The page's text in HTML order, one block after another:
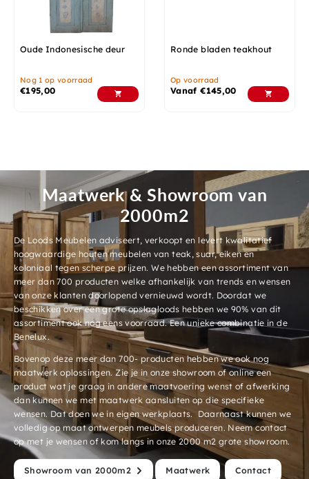
Oude Indonesische deur
Nog 1 op voorraad
€195,00
Ronde bladen teakhout
Op voorraad
Vanaf€145,00
Maatwerk & Showroom van
2000m2
De Loods Meubelen adviseert, verkoopt en levert kwalitatief
hoogwaardige houten meubelen van teak, suar, eiken en
koloniaal tegen scherpe prijzen. We hebben een assortiment van
meer dan 700 producten welke afhankelijk van trends en wensen
van onze klanten doorlopend vernieuwd wordt. Doordat we
beschikken over een grote opslagloods hebben we 90% van dit
assortiment ook nog eens voorraad. Een unieke combinatie in de
Benelux.
Bovenop deze meer dan 700- producten hebben we ook nog
maatwerk oplossingen. Zie je in onze showroom of online een
product wat je graag in andere maatvoering wenst of afwerking
dan kunnen we met maatwerk aansluiten op die specifieke
wensen. Dat doen we in eigen werkplaats. Daarnaast kunnen we
volledig op maat ontwerpen meubels produceren. Neem contact
op met je wensen of kom langs in onze 2000 m2 grote showroom.
Showroom van 2000m2 Maatwerk Contact